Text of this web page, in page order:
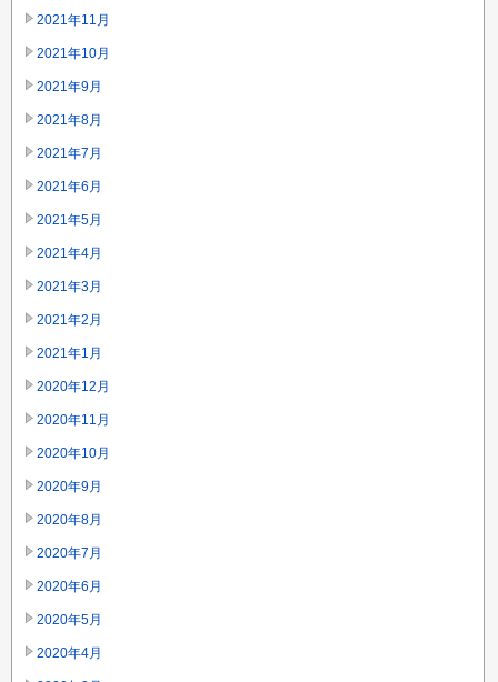
2021年11月
2021年10月
2021年9月
2021年8月
2021年7月
2021年6月
2021年5月
2021年4月
2021年3月
2021年2月
2021年1月
2020年12月
2020年11月
2020年10月
2020年9月
2020年8月
2020年7月
2020年6月
2020年5月
2020年4月